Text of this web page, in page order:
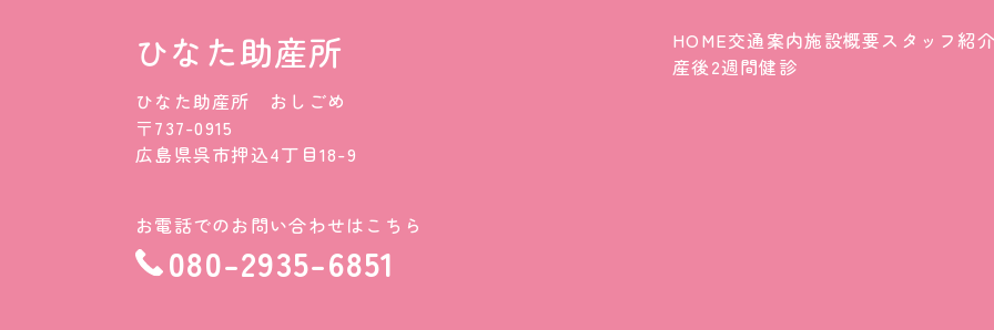
ひなた助産所
ひなた助産所 おしごめ
〒737-0915
広島県呉市押込4丁目18-9
HOME交通案内施設概要スタッフ紹
産後2週間健診
お電話でのお問い合わせはこちら
080-2935-6851